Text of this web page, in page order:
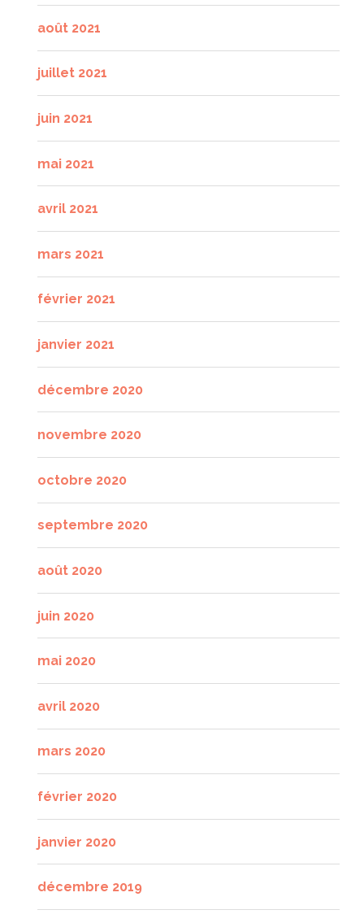
août 2021
juillet 2021
juin 2021
mai 2021
avril 2021
mars 2021
février 2021
janvier 2021
décembre 2020
novembre 2020
octobre 2020
septembre 2020
août 2020
juin 2020
mai 2020
avril 2020
mars 2020
février 2020
janvier 2020
décembre 2019